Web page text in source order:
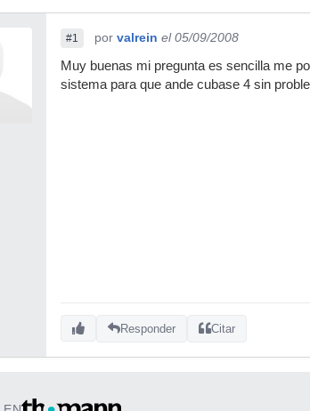
#1 por valrein el 05/09/2008
Muy buenas mi pregunta es sencilla me
sistema para que ande cubase 4 sin
Responder Citar